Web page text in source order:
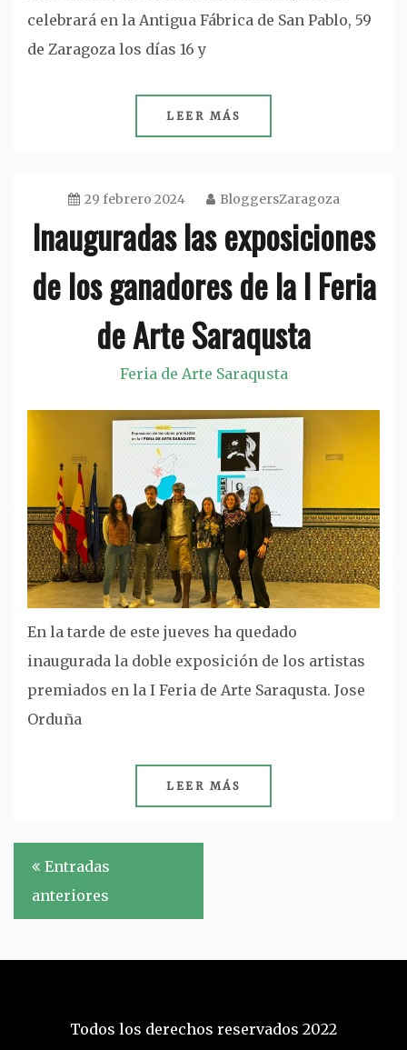
celebrará en la Antigua Fábrica de San Pablo, 59
de Zaragoza los días 16 y
LEER MÁS
29 febrero 2024 BloggersZaragoza
Inauguradas las exposiciones
de los ganadores de la I Feria
de Arte Saraqusta
Feria de Arte Saraqusta
En la tarde de este jueves ha quedado
inaugurada la doble exposición de los artistas
premiados en la I Feria de Arte Saraqusta. Jose
Orduña
LEER MÁS
Navegación
entradas
Entradas
anteriores
Todos los derechos reservados 2022